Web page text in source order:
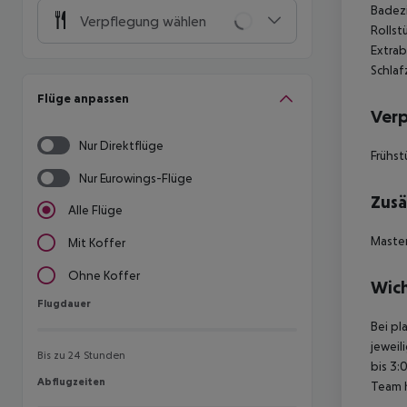
Verpflegung wählen
Flüge anpassen
Nur Direktflüge
Nur Eurowings-Flüge
Alle Flüge
Mit Koffer
Ohne Koffer
Flugdauer
Flugdauer
Bis zu 24 Stunden
Abflugzeiten
Abflugzeiten
Bei
bis
Team